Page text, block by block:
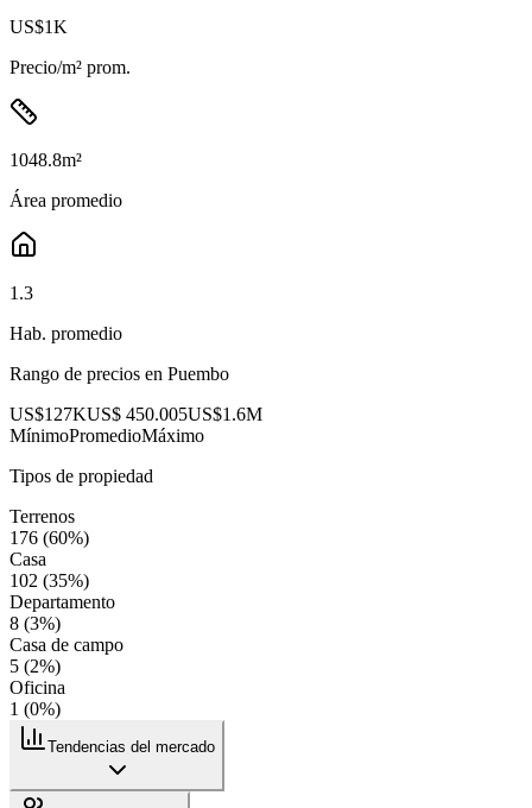
US$1K
Precio/m² prom.
1048.8m²
Área promedio
1.3
Hab. promedio
Rango de precios en Puembo
US$127KUS$ 450.005US$1.6M
MínimoPromedioMáximo
Tipos de propiedad
Terrenos
176 (60%)
Casa
102 (35%)
Departamento
8 (3%)
Casa de campo
5 (2%)
Oficina
1 (0%)
Tendencias del mercado